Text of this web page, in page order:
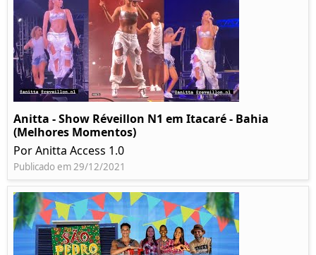
Anitta - Show Réveillon N1 em Itacaré - Bahia
(Melhores Momentos)
Por Anitta Access 1.0
Publicado em 29/12/2021